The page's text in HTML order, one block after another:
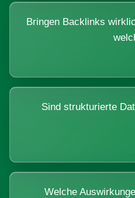
Bringen Backlinks
Sind strukturierte
Welche